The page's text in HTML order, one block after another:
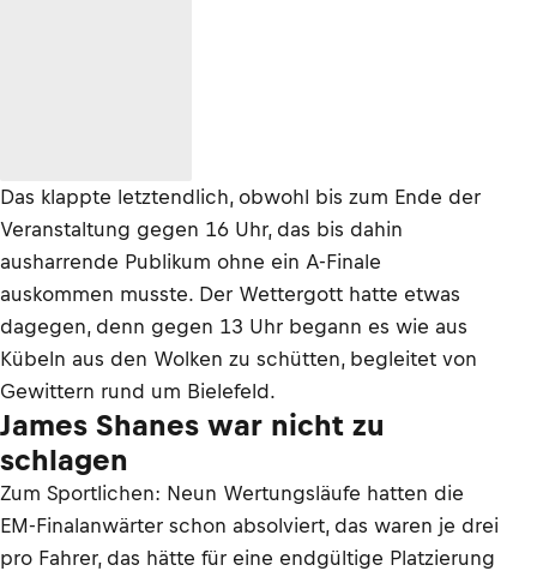
Das klappte letztendlich, obwohl bis zum Ende der
Veranstaltung gegen 16 Uhr, das bis dahin
ausharrende Publikum ohne ein A-Finale
auskommen musste. Der Wettergott hatte etwas
dagegen, denn gegen 13 Uhr begann es wie aus
Kübeln aus den Wolken zu schütten, begleitet von
Gewittern rund um Bielefeld.
James Shanes war nicht zu
schlagen
Zum Sportlichen: Neun Wertungsläufe hatten die
EM-Finalanwärter schon absolviert, das waren je drei
pro Fahrer, das hätte für eine endgültige Platzierung